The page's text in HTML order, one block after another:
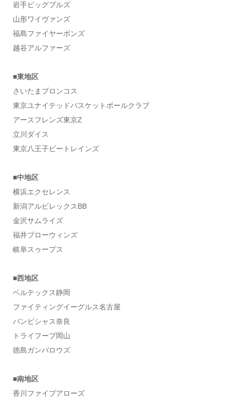
岩手ビッグブルズ
山形ワイヴァンズ
福島ファイヤーボンズ
越谷アルファーズ
■東地区
さいたまブロンコス
東京ユナイテッドバスケットボールクラブ
アースフレンズ東京Z
立川ダイス
東京八王子ビートレインズ
■中地区
横浜エクセレンス
新潟アルビレックスBB
金沢サムライズ
福井ブローウィンズ
岐阜スゥープス
■西地区
ベルテックス静岡
ファイティングイーグルス名古屋
バンビシャス奈良
トライフープ岡山
徳島ガンバロウズ
■南地区
香川ファイブアローズ